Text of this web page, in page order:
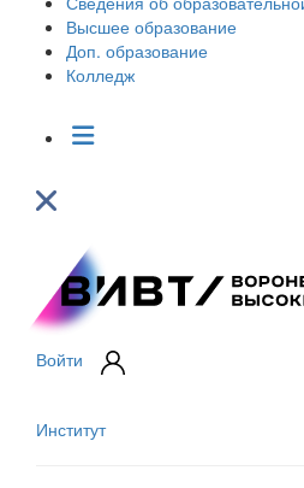
Высшее образование
Доп. образование
Колледж
Войти
Институт